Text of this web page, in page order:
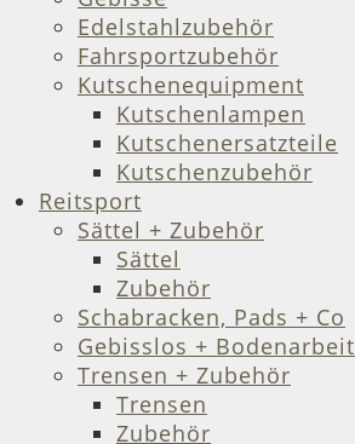
Edelstahlzubehör
Fahrsportzubehör
Kutschenequipment
Kutschenlampen
Kutschenersatzteile
Kutschenzubehör
Reitsport
Sättel + Zubehör
Sättel
Zubehör
Schabracken, Pads + Co
Gebisslos + Bodenarbeit
Trensen + Zubehör
Trensen
Zubehör